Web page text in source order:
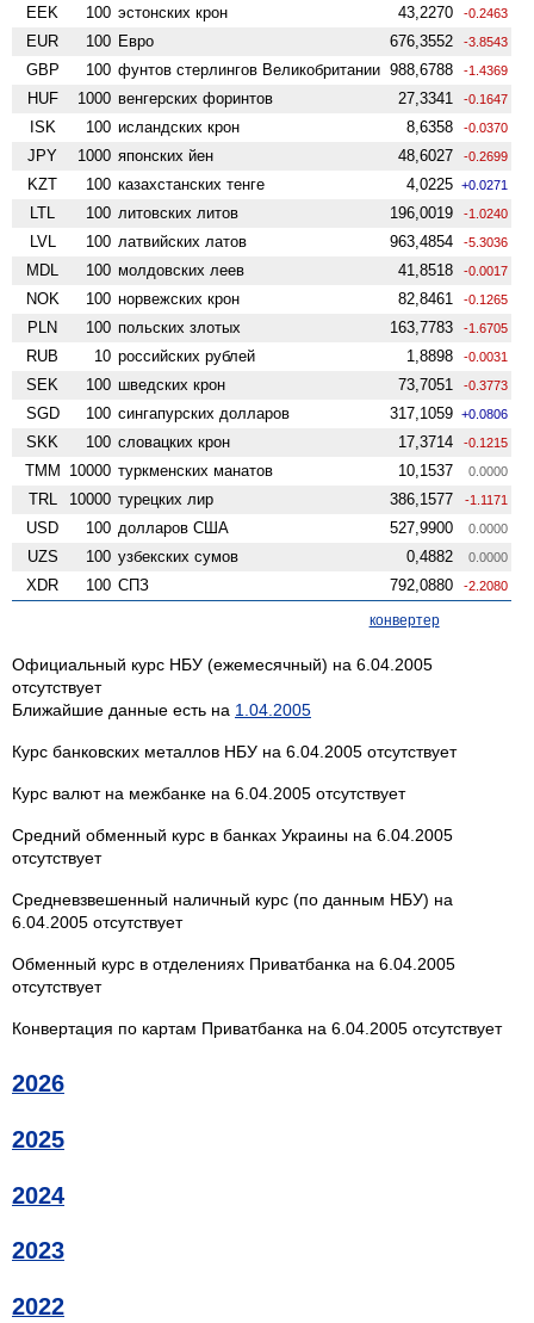
EEK 100 эстонских крон 43,2270 -0.2463
EUR 100 Евро 676,3552 -3.8543
GBP 100 фунтов стерлингов Велико­британии 988,6788 -1.4369
HUF 1000 венгерских форинтов 27,3341 -0.1647
ISK 100 исландских крон 8,6358 -0.0370
JPY 1000 японских йен 48,6027 -0.2699
KZT 100 казахстанских тенге 4,0225 +0.0271
LTL 100 литовских литов 196,0019 -1.0240
LVL 100 латвийских латов 963,4854 -5.3036
MDL 100 молдовских леев 41,8518 -0.0017
NOK 100 норвежских крон 82,8461 -0.1265
PLN 100 польских злотых 163,7783 -1.6705
RUB 10 российских рублей 1,8898 -0.0031
SEK 100 шведских крон 73,7051 -0.3773
SGD 100 сингапурских долларов 317,1059 +0.0806
SKK 100 словацких крон 17,3714 -0.1215
TMM 10000 туркменских манатов 10,1537 0.0000
TRL 10000 турецких лир 386,1577 -1.1171
USD 100 долларов США 527,9900 0.0000
UZS 100 узбекских сумов 0,4882 0.0000
XDR 100 СПЗ 792,0880 -2.2080
конвертер
Официальный курс НБУ (ежемесячный) на 6.04.2005
отсутствует
Ближайшие данные есть на 1.04.2005
Курс банковских металлов НБУ на 6.04.2005 отсутствует
Курс валют на межбанке на 6.04.2005 отсутствует
Средний обменный курс в банках Украины на 6.04.2005
отсутствует
Средневзвешенный наличный курс (по данным НБУ) на
6.04.2005 отсутствует
Обменный курс в отделениях Приватбанка на 6.04.2005
отсутствует
Конвертация по картам Приватбанка на 6.04.2005 отсутствует
2026
2025
2024
2023
2022